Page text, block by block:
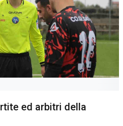
ed arbitri della